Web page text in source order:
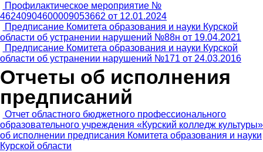
Профилактическое мероприятие №
46240904600009053662 от 12.01.2024
Предписание Комитета образования и науки Курской
области об устранении нарушений №88н от 19.04.2021
Предписание Комитета образования и науки Курской
области об устранении нарушений №171 от 24.03.2016
Отчеты об исполнения
предписаний
Отчет областного бюджетного профессионального
образовательного учреждения «Курский колледж культуры»
об исполнении предписания Комитета образования и науки
Курской области